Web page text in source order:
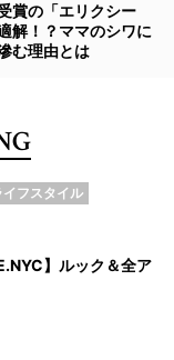
賞の「エリクシー
解！？ママのシワに
む理由とは
イフスタイル
】ルック＆全ア